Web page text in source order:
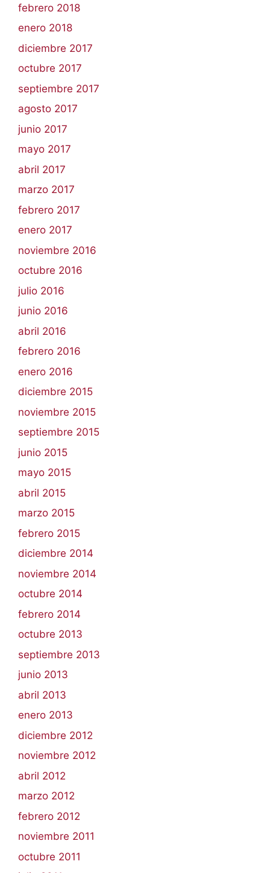
febrero 2018
enero 2018
diciembre 2017
octubre 2017
septiembre 2017
agosto 2017
junio 2017
mayo 2017
abril 2017
marzo 2017
febrero 2017
enero 2017
noviembre 2016
octubre 2016
julio 2016
junio 2016
abril 2016
febrero 2016
enero 2016
diciembre 2015
noviembre 2015
septiembre 2015
junio 2015
mayo 2015
abril 2015
marzo 2015
febrero 2015
diciembre 2014
noviembre 2014
octubre 2014
febrero 2014
octubre 2013
septiembre 2013
junio 2013
abril 2013
enero 2013
diciembre 2012
noviembre 2012
abril 2012
marzo 2012
febrero 2012
noviembre 2011
octubre 2011